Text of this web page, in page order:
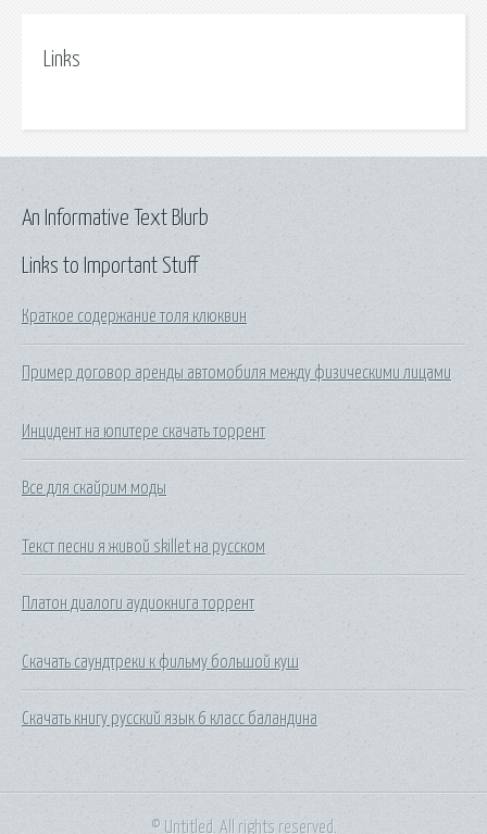
Links
Links to Important Stuff
Краткое содержание толя клюквин
Пример договор аренды автомобиля между физическими лицами
Инцидент на юпитере скачать торрент
Все для скайрим моды
Текст песни я живой skillet на русском
Платон диалоги аудиокнига торрент
Скачать саундтреки к фильму большой куш
Скачать книгу русский язык 6 класс баландина
An Informative Text Blurb
© Untitled. All rights reserved.